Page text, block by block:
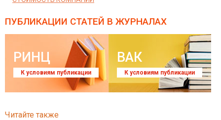
ПУБЛИКАЦИИ СТАТЕЙ В ЖУРНАЛАХ
РИНЦ
К условиям публикации
ВАК
К условиям публикации
Читайте также